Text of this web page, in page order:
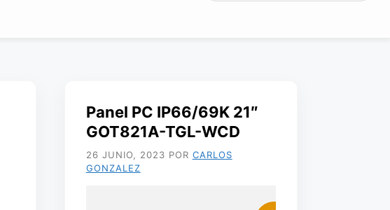
Panel PC IP66/69K 21″
GOT821A-TGL-WCD
26 JUNIO, 2023 POR CARLOS
GONZALEZ